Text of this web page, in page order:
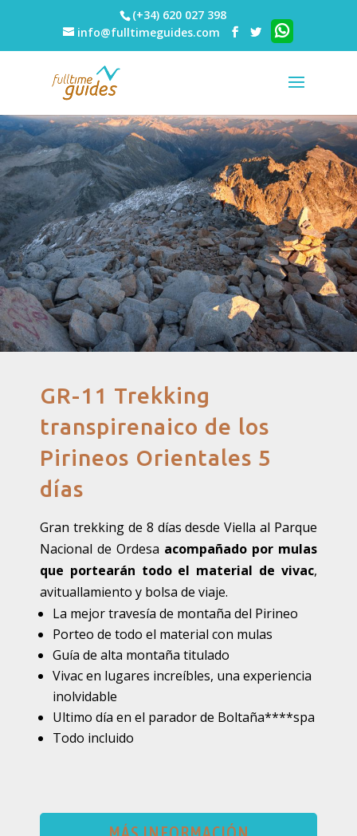
(+34) 620 027 398
info@fulltimeguides.com
GR-11 Trekking
transpirenaico de los
Pirineos Orientales 5
días
Gran trekking de 8 días desde Viella al Parque
Nacional de Ordesa acompañado por mulas
que portearán todo el material de vivac,
avituallamiento y bolsa de viaje.
La mejor travesía de montaña del Pirineo
Porteo de todo el material con mulas
Guía de alta montaña titulado
Vivac en lugares increíbles, una experiencia
inolvidable
Ultimo día en el parador de Boltaña****spa
Todo incluido